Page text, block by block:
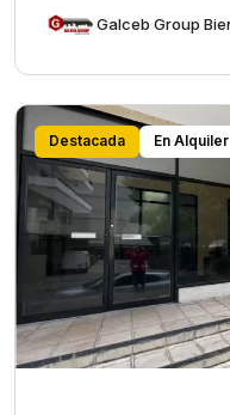
Destacada En Alquiler